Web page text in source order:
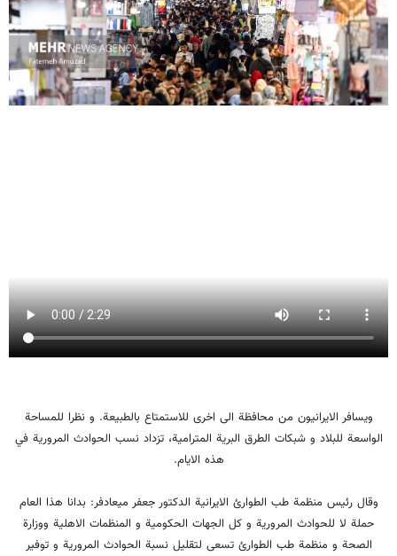
ويسافر الايرانيون من محافظة الى اخرى للاستمتاع بالطبيعة. و نظرا للمساحة
الواسعة للبلاد و شبكات الطرق البرية المترامية، تزداد نسب الحوادث المرورية في
هذه الايام.
وقال رئيس منظمة طب الطوارئ الايرانية الدكتور جعفر ميعادفر: بدانا هذا العام
حملة لا للحوادث المرورية و كل الجهات الحكومية و المنظمات الاهلية ووزارة
الصحة و منظمة طب الطوارئ تسعى لتقليل نسبة الحوادث المرورية و توفير